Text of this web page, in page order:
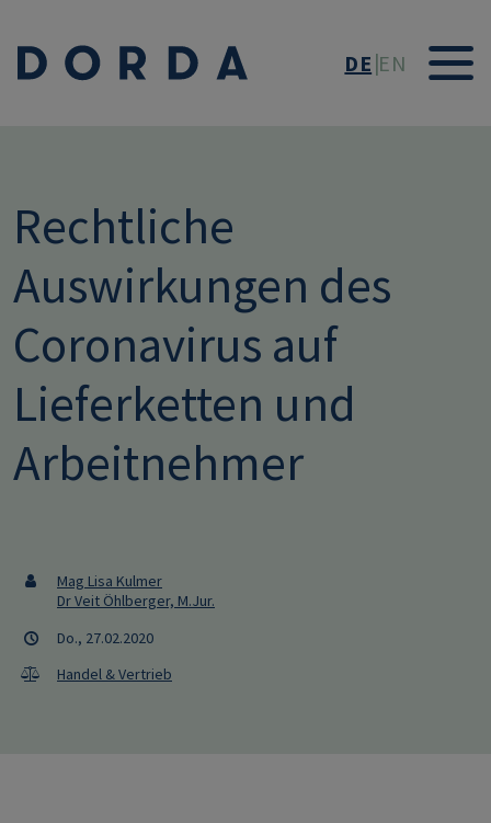
DE EN
Rechtliche
Auswirkungen des
Coronavirus auf
Lieferketten und
Arbeitnehmer
Mag Lisa Kulmer
Dr Veit Öhlberger, M.Jur.
Do., 27.02.2020
Handel & Vertrieb